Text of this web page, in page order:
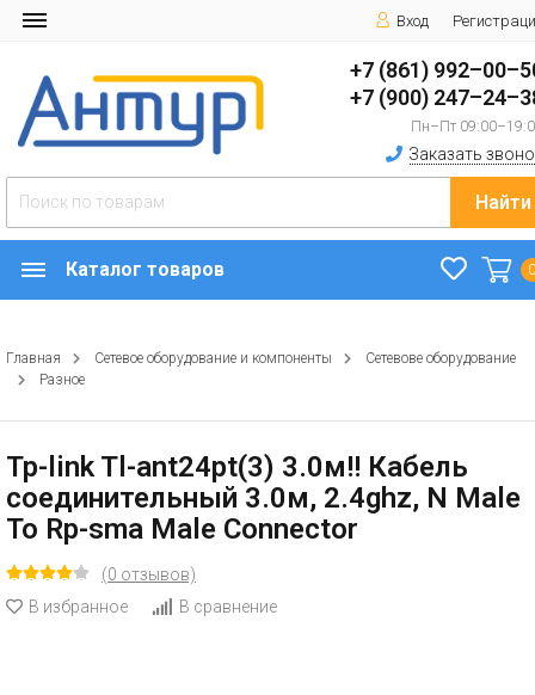
Вход
+7 (861)
+7 (900)
Пн–Пт
Заказать
Найти
Каталог товаров
Главная Сетевое оборудование и компоненты
Сетевове оборудование
Разное
Tp-link Tl-ant24pt(3) 3.0м!! Кабель
соединительный 3.0м, 2.4ghz, N Male
To Rp-sma Male Connector
(0 отзывов)
В избранное
В сравнение